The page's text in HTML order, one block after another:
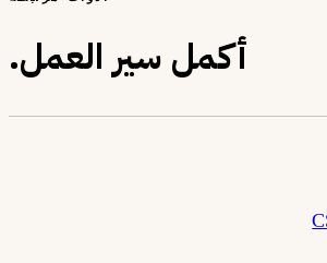
أكمل سير العمل.